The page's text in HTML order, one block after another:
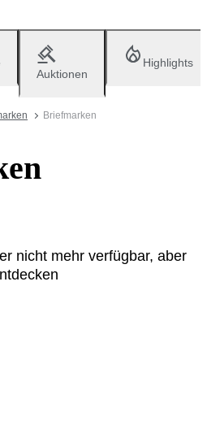
Auktionen
Highlights
Briefmarken
nicht mehr verfügbar, aber